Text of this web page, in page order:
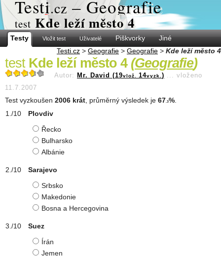
Testi.cz – Geografie
test Kde leží město 4
Testy Vložit test Uživatelé Piškvorky
Jiné
Testi.cz > Geografie > Geografie > Kde leží město 4
test Kde leží město 4 (Geografie)
Autor: Mr. David (19vlož. 14vyzk. ) ... vloženo
11.7.2007
Test vyzkoušen 2006 krát , průměrný výsledek je 67 .3%
Plovdiv
Řecko
Bulharsko
Albánie
Sarajevo
Srbsko
Makedonie
Bosna a Hercegovina
Suez
Írán
Jemen